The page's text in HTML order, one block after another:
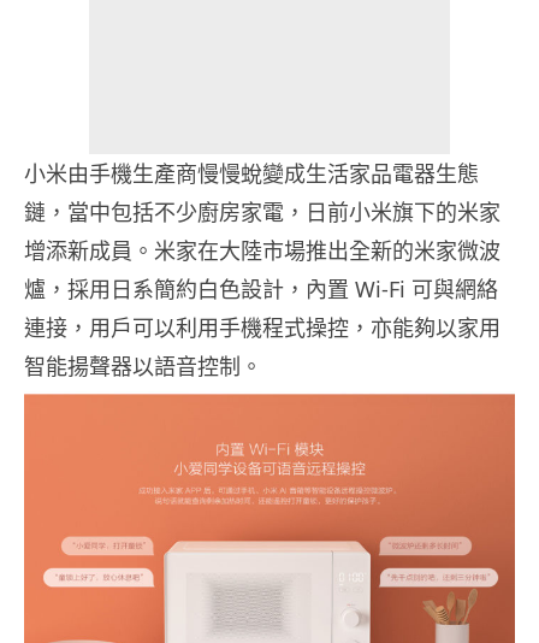
小米由手機生產商慢慢蛻變成生活家品電器生態
鏈，當中包括不少廚房家電，日前小米旗下的米家
增添新成員。米家在大陸市場推出全新的米家微波
爐，採用日系簡約白色設計，內置 Wi-Fi 可與網絡
連接，用戶可以利用手機程式操控，亦能夠以家用
智能揚聲器以語音控制。